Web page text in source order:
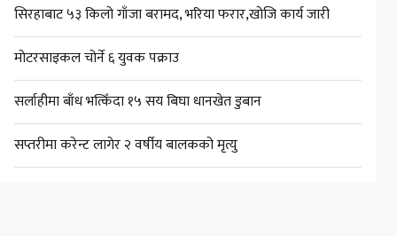
सिरहाबाट ५३ किलो गाँजा बरामद, भरिया फरार,खोजि कार्य जारी
मोटरसाइकल चोर्ने ६ युवक पक्राउ
सर्लाहीमा बाँध भत्किँदा १५ सय बिघा धानखेत डुबान
सप्तरीमा करेन्ट लागेर २ वर्षीय बालकको मृत्यु